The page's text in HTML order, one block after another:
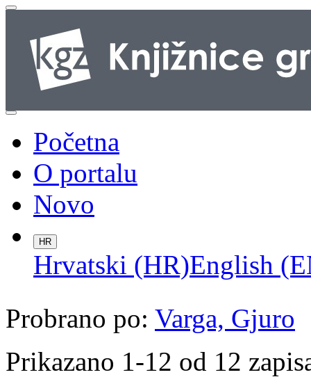
Početna
O portalu
Novo
HR
Hrvatski (HR)English
Probrano po: Varga, Gjuro
Prikazano 1-12 od 12